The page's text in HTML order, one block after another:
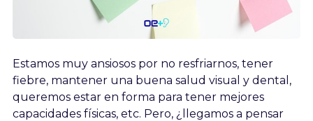
Estamos muy ansiosos por no resfriarnos, tener
fiebre, mantener una buena salud visual y dental,
queremos estar en forma para tener mejores
capacidades físicas, etc. Pero, ¿llegamos a pensar